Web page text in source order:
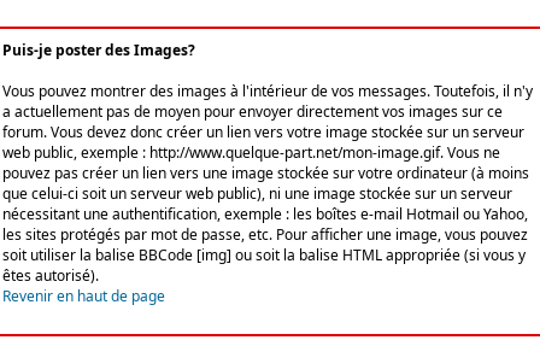
Puis-je poster des Images?
Vous pouvez montrer des images à l'intérieur de vos messages. Toutefois, il n'y
a actuellement pas de moyen pour envoyer directement vos images sur ce
forum. Vous devez donc créer un lien vers votre image stockée sur un serveur
web public, exemple : http://www.quelque-part.net/mon-image.gif. Vous ne
pouvez pas créer un lien vers une image stockée sur votre ordinateur (à moins
que celui-ci soit un serveur web public), ni une image stockée sur un serveur
nécessitant une authentification, exemple : les boîtes e-mail Hotmail ou Yahoo,
les sites protégés par mot de passe, etc. Pour afficher une image, vous pouvez
soit utiliser la balise BBCode [img] ou soit la balise HTML appropriée (si vous y
êtes autorisé).
Revenir en haut de page